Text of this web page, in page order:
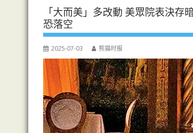
「大而美」多改動 美眾院表決
恐落空
2025-07-03 熊猫时报